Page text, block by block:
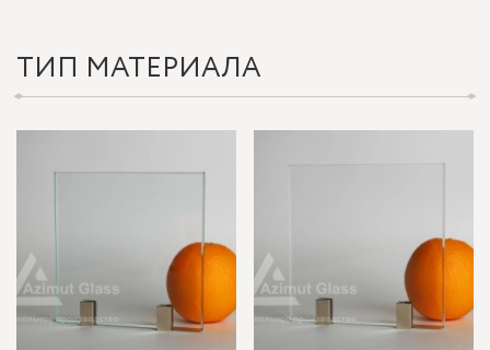
ТИП МАТЕРИАЛА